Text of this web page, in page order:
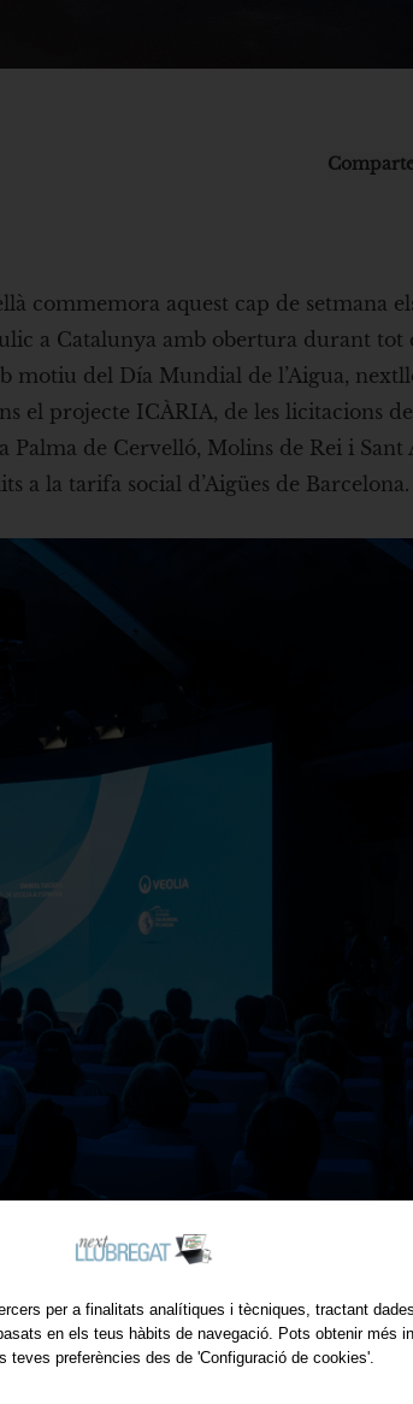
commemora aquest cap de setmana
a Catalunya amb obertura durant tot
motiu del Día Mundial de l’Aigua,
el projecte ICÀRIA, de les licitacions
Palma de Cervelló, Molins de Rei i
a la tarifa social d’Aigües de Barcelona.
propietària Veolia, obre les
per a finalitats analítiques i tècniques, tractant
en els teus hàbits de navegació. Pots obtenir més
teves preferències des de 'Configuració de cookies'.